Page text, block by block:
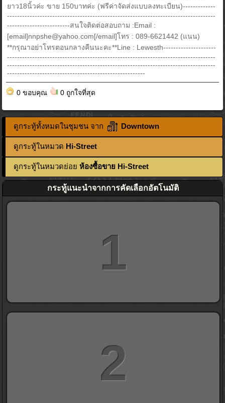
ยาว18นิ้วค่ะ ขาย 150บาทค่ะ (ฟรีค่าจัดส่งแบบลงทะเบียน)-------------
-----------------------------------------------------------------------------------
-------------------------สนใจติดต่อสอบถาม :Email :
[email]nnpshe@yahoo.com[/email]โทร : 089-6621442 (แนน)
**กรุณาอย่าโทรตอนกลางคืนนะคะ**Line : Lewesth---------------------
-----------------------------------------------------------------------------------
-----------------------------------------------------------------------------------
-------------------------------------------------------
0 ขอบคุณ 0 ถูกใจที่สุด
ดูกระทู้ทั้งหมดในชุมชน จาก Downtown
ดูกระทู้ในหมวด Hi-Street
ดูกระทู้ในหมวดย่อยห้องซื้อขาย Hi-Street
กระทู้แนะนำจากการคัดเลือกอัตโนมัติ
1
2